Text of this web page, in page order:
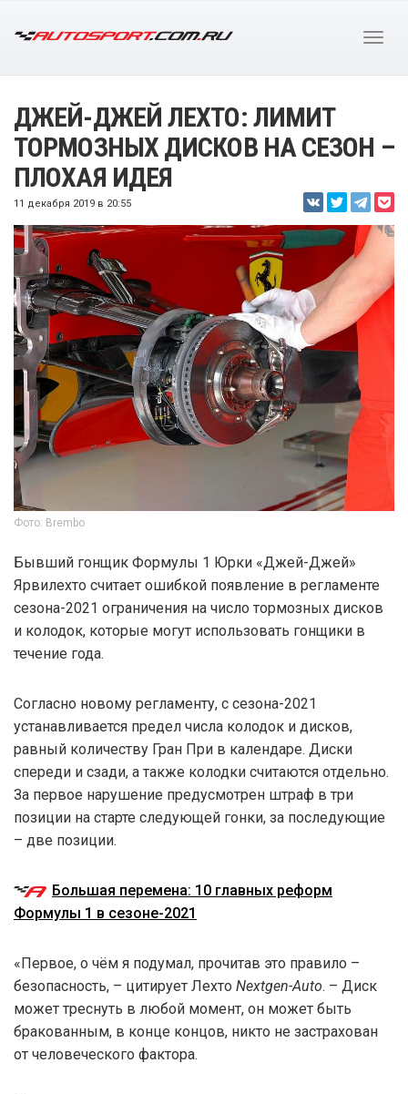
ДЖЕЙ-ДЖЕЙ ЛЕХТО: ЛИМИТ
ТОРМОЗНЫХ ДИСКОВ НА СЕЗОН –
ПЛОХАЯ ИДЕЯ
11 декабря 2019 в 20:55
Фото: Brembo
Бывший гонщик Формулы 1 Юрки «Джей-Джей»
Ярвилехто считает ошибкой появление в регламенте
сезона-2021 ограничения на число тормозных дисков
и колодок, которые могут использовать гонщики в
течение года.
Согласно новому регламенту, с сезона-2021
устанавливается предел числа колодок и дисков,
равный количеству Гран При в календаре. Диски
спереди и сзади, а также колодки считаются отдельно.
За первое нарушение предусмотрен штраф в три
позиции на старте следующей гонки, за последующие
– две позиции.
Большая перемена: 10 главных реформ
Формулы 1 в сезоне-2021
«Первое, о чём я подумал, прочитав это правило –
безопасность, – цитирует Лехто Nextgen-Auto. – Диск
может треснуть в любой момент, он может быть
бракованным, в конце концов, никто не застрахован
от человеческого фактора.